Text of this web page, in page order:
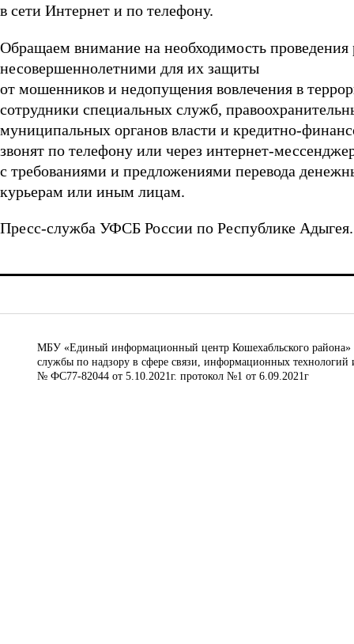
в сети Интернет и по телефону.
Обращаем внимание на необходимость
несовершеннолетними для их защиты
от мошенников и недопущения вовлечения в
сотрудники специальных служб,
муниципальных органов власти и кредитно-
звонят по телефону или через интернет-
с требованиями и предложениями перевода
курьерам или иным лицам.
Пресс-служба УФСБ России по Республике Адыгея.
МБУ «Единый информационный центр Кошехабльского района»
службы по надзору в сфере связи, информационных
№ ФС77-82044 от 5.10.2021г. протокол №1 от 6.09.2021г